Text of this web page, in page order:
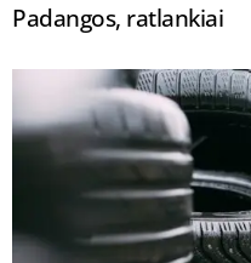
Padangos, ratlankiai